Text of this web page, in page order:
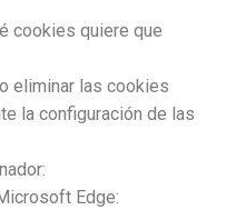
cookies quiere que
eliminar las cookies
la configuración de las
Edge: